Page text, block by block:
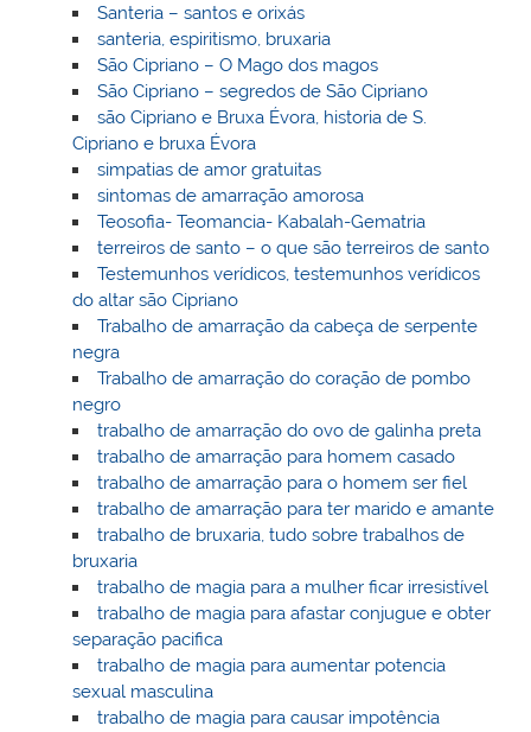
Santeria – santos e orixás
santeria, espiritismo, bruxaria
São Cipriano – O Mago dos magos
São Cipriano – segredos de São Cipriano
são Cipriano e Bruxa Évora, historia de S.
Cipriano e bruxa Évora
simpatias de amor gratuitas
sintomas de amarração amorosa
Teosofia- Teomancia- Kabalah-Gematria
terreiros de santo – o que são terreiros de santo
Testemunhos verídicos, testemunhos verídicos
do altar são Cipriano
Trabalho de amarração da cabeça de serpente
negra
Trabalho de amarração do coração de pombo
negro
trabalho de amarração do ovo de galinha preta
trabalho de amarração para homem casado
trabalho de amarração para o homem ser fiel
trabalho de amarração para ter marido e amante
trabalho de bruxaria, tudo sobre trabalhos de
bruxaria
trabalho de magia para a mulher ficar irresistível
trabalho de magia para afastar conjugue e obter
separação pacifica
trabalho de magia para aumentar potencia
sexual masculina
trabalho de magia para causar impotência